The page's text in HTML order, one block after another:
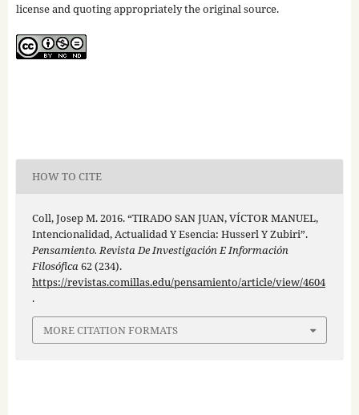
license and quoting appropriately the original source.
HOW TO CITE
Coll, Josep M. 2016. “TIRADO SAN JUAN, VÍCTOR MANUEL,
Intencionalidad, Actualidad Y Esencia: Husserl Y Zubiri”.
Pensamiento. Revista De Investigación E Información
Filosófica62 (234).
https://revistas.comillas.edu/pensamiento/article/view/4604
.
MORE CITATION FORMATS